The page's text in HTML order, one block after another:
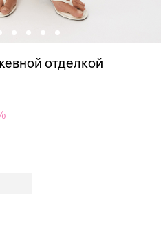
отделкой
L